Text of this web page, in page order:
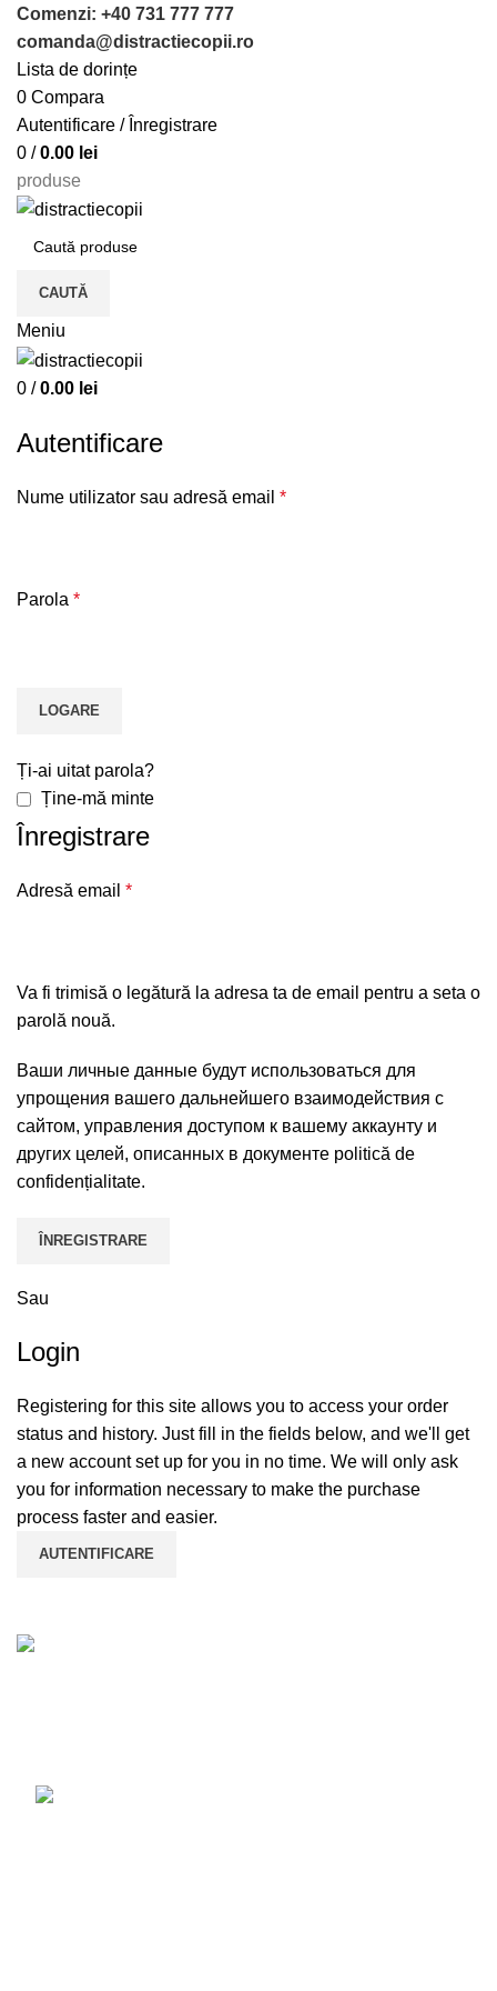
Comenzi: +40 731 777 777
comanda@distractiecopii.ro
Lista de dorințe
0 Compara
Autentificare / Înregistrare
0 / 0.00 lei
produse
CAUTĂ
Meniu
0 / 0.00 lei
Autentificare
Nume utilizator sau adresă email *
Parola *
LOGARE
Ți-ai uitat parola?
Ține-mă minte
Înregistrare
Adresă email *
Va fi trimisă o legătură la adresa ta de email pentru a seta o
parolă nouă.
Ваши личные данные будут использоваться для
упрощения вашего дальнейшего взаимодействия с
сайтом, управления доступом к вашему аккаунту и
других целей, описанных в документе politică de
confidențialitate.
ÎNREGISTRARE
Sau
Login
Registering for this site allows you to access your order
status and history. Just fill in the fields below, and we'll get
a new account set up for you in no time. We will only ask
you for information necessary to make the purchase
process faster and easier.
AUTENTIFICARE